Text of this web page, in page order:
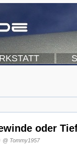
oder
@ Tommy1957